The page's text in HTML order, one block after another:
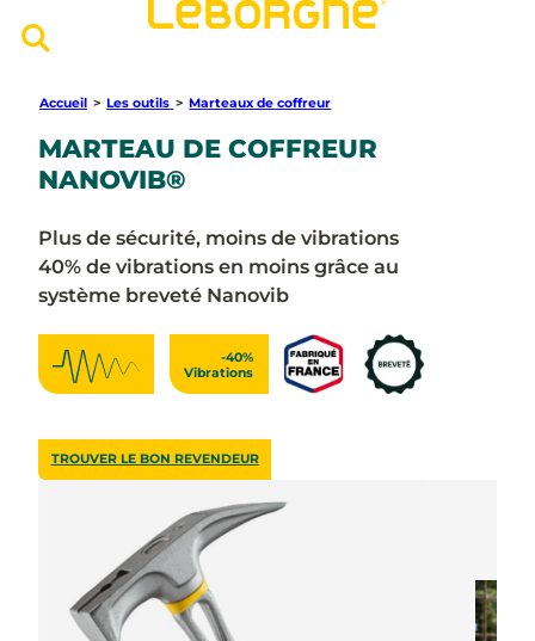
Accueil > Les outils > Marteaux de coffreur
MARTEAU DE COFFREUR
NANOVIB®
Plus de sécurité, moins de vibrations
40% de vibrations en moins grâce au
système breveté Nanovib
-40%
Vibrations
TROUVER LE BON REVENDEUR